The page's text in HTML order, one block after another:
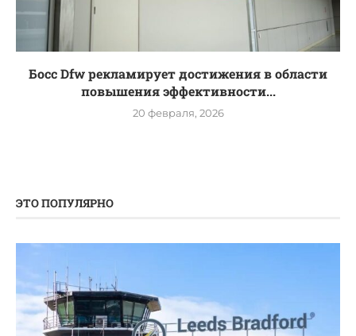
Босс Dfw рекламирует достижения в области
повышения эффективности...
20 февраля, 2026
ЭТО ПОПУЛЯРНО